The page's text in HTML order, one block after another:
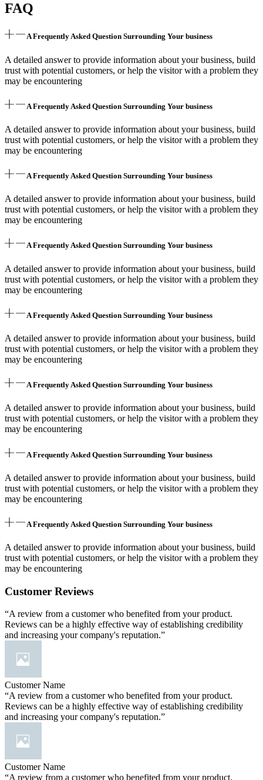
FAQ
A Frequently Asked Question Surrounding Your business
A detailed answer to provide information about your business, build
trust with potential customers, or help the visitor with a problem they
may be encountering
A Frequently Asked Question Surrounding Your business
A detailed answer to provide information about your business, build
trust with potential customers, or help the visitor with a problem they
may be encountering
A Frequently Asked Question Surrounding Your business
A detailed answer to provide information about your business, build
trust with potential customers, or help the visitor with a problem they
may be encountering
A Frequently Asked Question Surrounding Your business
A detailed answer to provide information about your business, build
trust with potential customers, or help the visitor with a problem they
may be encountering
A Frequently Asked Question Surrounding Your business
A detailed answer to provide information about your business, build
trust with potential customers, or help the visitor with a problem they
may be encountering
A Frequently Asked Question Surrounding Your business
A detailed answer to provide information about your business, build
trust with potential customers, or help the visitor with a problem they
may be encountering
A Frequently Asked Question Surrounding Your business
A detailed answer to provide information about your business, build
trust with potential customers, or help the visitor with a problem they
may be encountering
A Frequently Asked Question Surrounding Your business
A detailed answer to provide information about your business, build
trust with potential customers, or help the visitor with a problem they
may be encountering
Customer Reviews
“A review from a customer who benefited from your product.
Reviews can be a highly effective way of establishing credibility
and increasing your company's reputation.”
Customer Name
“A review from a customer who benefited from your product.
Reviews can be a highly effective way of establishing credibility
and increasing your company's reputation.”
Customer Name
“A review from a customer who benefited from your product.